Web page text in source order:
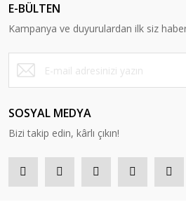
E-BÜLTEN
Kampanya ve duyurulardan ilk siz
SOSYAL MEDYA
Bizi takip edin, kârlı çıkın!